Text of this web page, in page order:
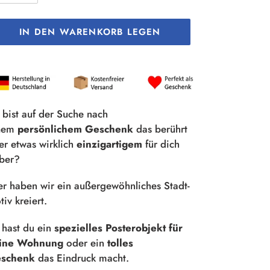
IN DEN WARENKORB LEGEN
bist auf der Suche nach
persönlichem Geschenk das berührt
etwas wirklich einzigartigem für dich
haben wir ein außergewöhnliches Stadt-
kreiert.
du ein spezielles Posterobjekt für
Wohnungoder ein tolles
das Eindruck macht.